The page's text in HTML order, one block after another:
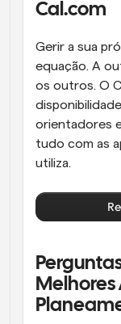
Cal.com
Gerir a sua
equação. A
os outros. O
orientadores
tudo com as
utiliza.